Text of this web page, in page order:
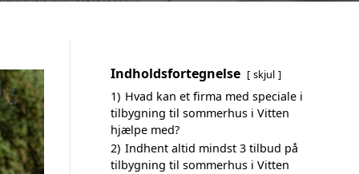
Indholdsfortegnelse skjul
1) Hvad kan et firma med speciale i
tilbygning til sommerhus i Vitten
hjælpe med?
2) Indhent altid mindst 3 tilbud på
tilbygning til sommerhus i Vitten